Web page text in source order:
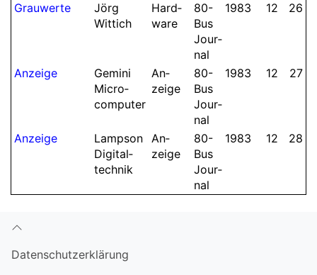
Grauwerte
Jörg
Wittich
Hard­
ware
80-
Bus
Jour­
nal
1983 12 26
An­zeige
Gemini
Micro­
computer
An­
zeige
80-
Bus
Jour­
nal
1983 12 27
An­zeige
Lampson
Digital­
technik
An­
zeige
80-
Bus
Jour­
nal
1983 12 28
Datenschutzerklärung